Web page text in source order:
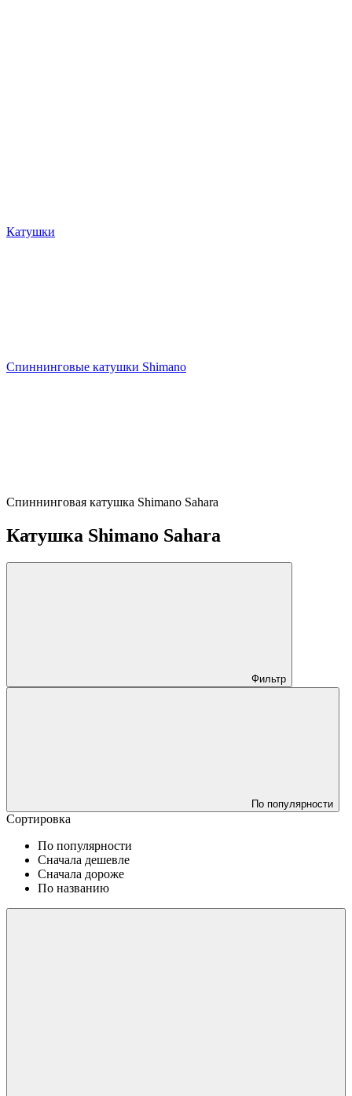
Катушки
Спиннинговые катушки Shimano
Спиннинговая катушка Shimano Sahara
Катушка Shimano Sahara
Фильтр
По популярности
Сортировка
По популярности
Сначала дешевле
Сначала дороже
По названию